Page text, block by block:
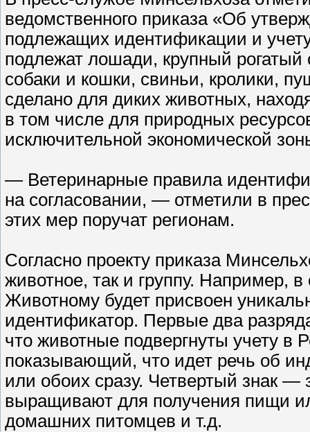
ведомственного приказа «Об
подлежащих идентификации и
подлежат лошади, крупный
собаки и кошки, свиньи, кролики,
сделано для диких животных,
в том числе для природных
исключительной экономической
— Ветеринарные правила
на согласовании, — отметили в
этих мер поручат регионам.
Согласно проекту приказа
животное, так и группу. Например,
Животному будет присвоен
идентификатор. Первые два
что животные подвергнуты учету
показывающий, что идет речь об
или обоих сразу. Четвертый знак —
выращивают для получения пищи
домашних питомцев и т.д.